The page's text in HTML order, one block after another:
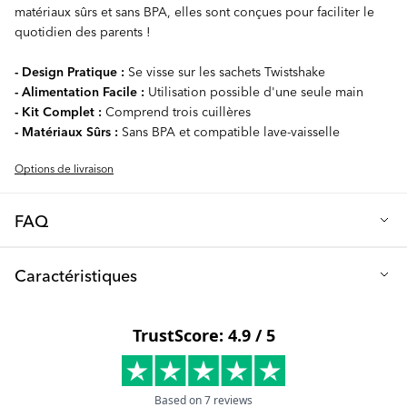
matériaux sûrs et sans BPA, elles sont conçues pour faciliter le
quotidien des parents !
- Design Pratique : Se visse sur les sachets Twistshake
- Alimentation Facile : Utilisation possible d'une seule main
- Kit Complet : Comprend trois cuillères
- Matériaux Sûrs : Sans BPA et compatible lave-vaisselle
Options de livraison
FAQ
Retirez le capuchon du Sac à Presser et vissez la cuillère, vous
main. Les cuillères sont disponibles en 3 belles couleurs pour
Caractéristiques
Exempt de : BPA, BPS et BPF
Lavable au lave-vaisselle : oui, sur le plateau supérieur